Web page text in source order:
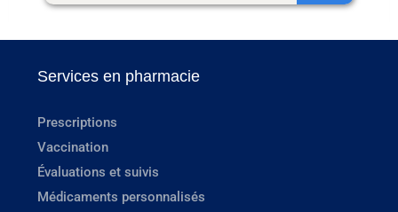
Services en pharmacie
Prescriptions
Vaccination
Évaluations et suivis
Médicaments personnalisés